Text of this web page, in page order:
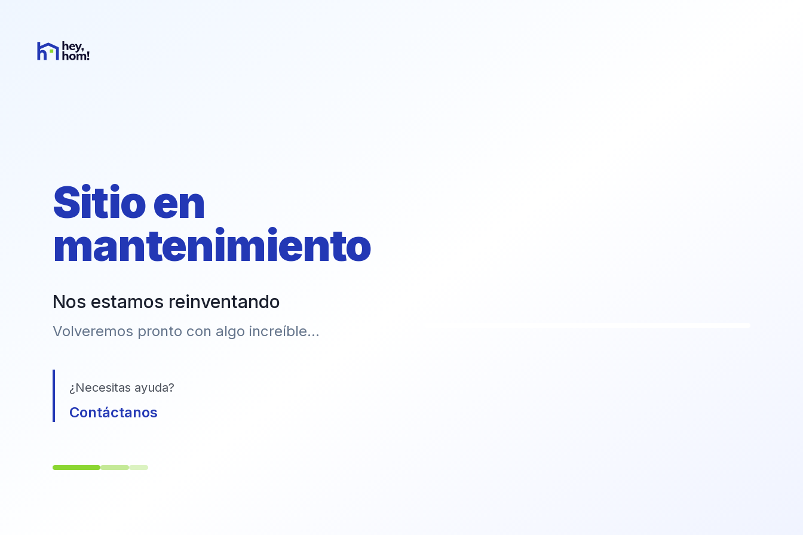
Sitio en
mantenimiento
Nos estamos reinventando
Volveremos pronto con algo increíble...
¿Necesitas ayuda?
Contáctanos